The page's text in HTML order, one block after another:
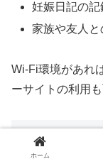
妊娠日記の記
家族や友人と
Wi-Fi環境があれ
ーサイトの利用も
妊婦さんの
ホーム